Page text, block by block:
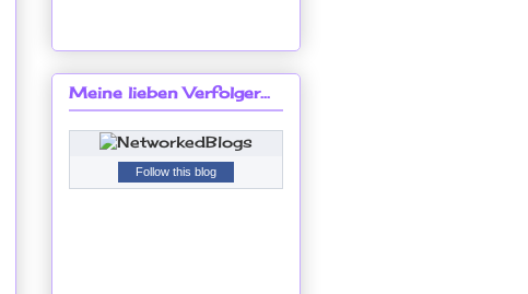
Meine lieben Verfolger...
Follow this blog